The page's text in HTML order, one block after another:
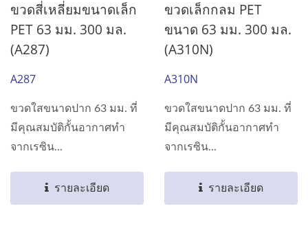
ขวดสี่เหลี่ยมขนาดเล็ก
PET 63 มม. 300 มล.
(A287)
A287
ขวดใสขนาดปาก 63 มม. ที่
มีคุณสมบัติกั้นอากาศทำ
จากเรซิน...
รายละเอียด
ขวดเล็กกลม PET
ขนาด 63 มม. 300 มล.
(A310N)
A310N
ขวดใสขนาดปาก 63 มม. ที่
มีคุณสมบัติกั้นอากาศทำ
จากเรซิน...
รายละเอียด